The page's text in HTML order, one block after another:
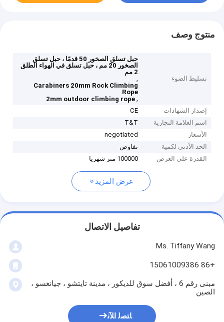
منتوج وصف
تسليط الضوء
حبل تسلق الصخور 50 قدمًا ، حبل تسلق
الصخور 20 مم ، حبل تسلق في الهواء الطلق
2 مم
,
Carabiners 20mm Rock Climbing
Rope
,
2mm outdoor climbing rope
إصدار الشهادات
CE
اسم العلامة التجارية
T&T
الأسعار
negotiated
الحد الأدنى لكمية
تفاوض
القدرة على العرض
100000 متر شهريا
عرض المزيد
تفاصيل الاتصال
Ms. Tiffany Wang
+86 15061009386
مبنى رقم 6 ، أفضل سوق للديكور ، مدينة تايتشو ، جيانغسو ،
الصين
ﺎﺘﺼﻟ ﺍﻶﻧ